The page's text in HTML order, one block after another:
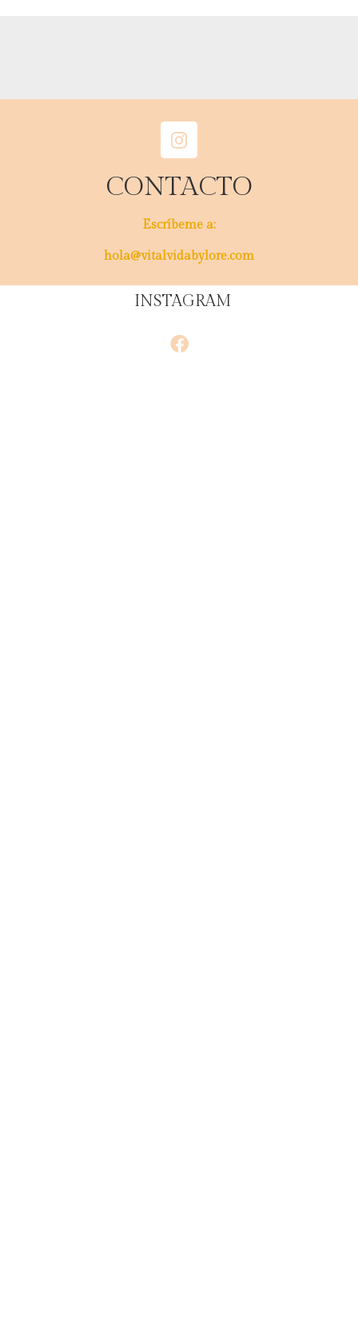
CONTACTO
Escríbeme a:
hola@vitalvidabylore.com
INSTAGRAM